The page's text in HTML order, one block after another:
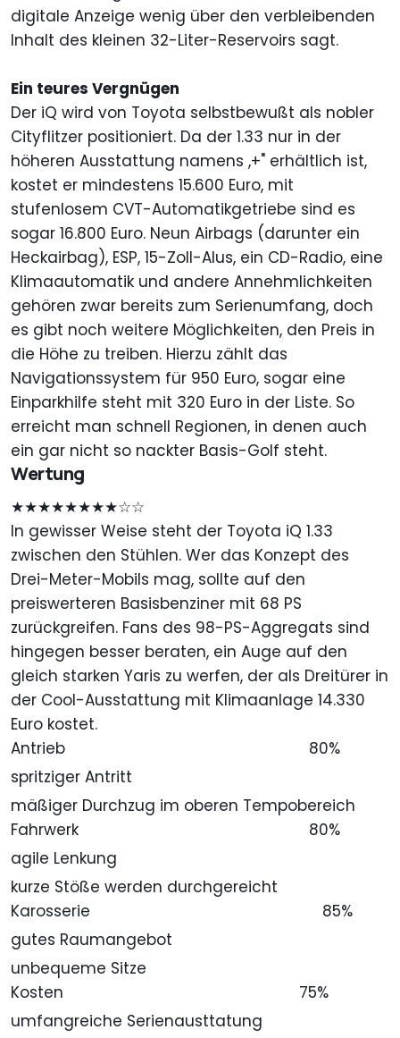
digitale Anzeige wenig über den verbleibenden
Inhalt des kleinen 32-Liter-Reservoirs sagt.
Ein teures Vergnügen
Der iQ wird von Toyota selbstbewußt als nobler
Cityflitzer positioniert. Da der 1.33 nur in der
höheren Ausstattung namens ,+" erhältlich ist,
kostet er mindestens 15.600 Euro, mit
stufenlosem CVT-Automatikgetriebe sind es
sogar 16.800 Euro. Neun Airbags (darunter ein
Heckairbag), ESP, 15-Zoll-Alus, ein CD-Radio, eine
Klimaautomatik und andere Annehmlichkeiten
gehören zwar bereits zum Serienumfang, doch
es gibt noch weitere Möglichkeiten, den Preis in
die Höhe zu treiben. Hierzu zählt das
Navigationssystem für 950 Euro, sogar eine
Einparkhilfe steht mit 320 Euro in der Liste. So
erreicht man schnell Regionen, in denen auch
ein gar nicht so nackter Basis-Golf steht.
Wertung
★★★★★★★★☆☆
In gewisser Weise steht der Toyota iQ 1.33
zwischen den Stühlen. Wer das Konzept des
Drei-Meter-Mobils mag, sollte auf den
preiswerteren Basisbenziner mit 68 PS
zurückgreifen. Fans des 98-PS-Aggregats sind
hingegen besser beraten, ein Auge auf den
gleich starken Yaris zu werfen, der als Dreitürer in
der Cool-Ausstattung mit Klimaanlage 14.330
Euro kostet.
Antrieb
80%
spritziger Antritt
mäßiger Durchzug im oberen Tempobereich
Fahrwerk
80%
agile Lenkung
kurze Stöße werden durchgereicht
Karosserie
85%
gutes Raumangebot
unbequeme Sitze
Kosten
75%
umfangreiche Serienausttatung